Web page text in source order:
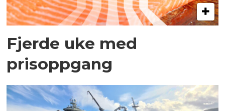
Fjerde uke med
prisoppgang